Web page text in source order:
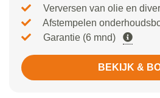
Verversen van olie en
Afstempelen
Garantie (6 mnd)
BEKIJK &